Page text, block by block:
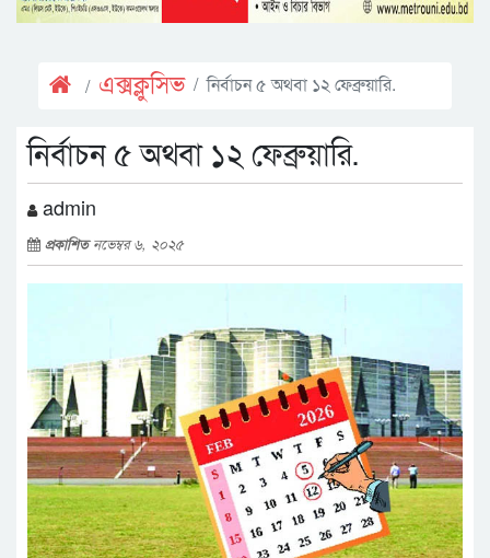
এক্সক্লুসিভ নির্বাচন ৫ অথবা ১২ ফেব্রুয়ারি.
নির্বাচন ৫ অথবা ১২ ফেব্রুয়ারি.
admin
প্রকাশিতনভেম্বর ৬, ২০২৫